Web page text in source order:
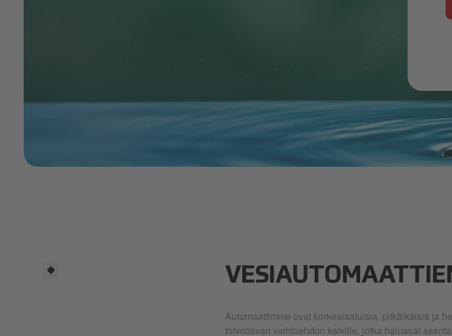
Automaattimme ovat korkealaatuisia, pitkäikäisiä ja
toivottavan vaihtoehdon kaikille, jotka haluavat